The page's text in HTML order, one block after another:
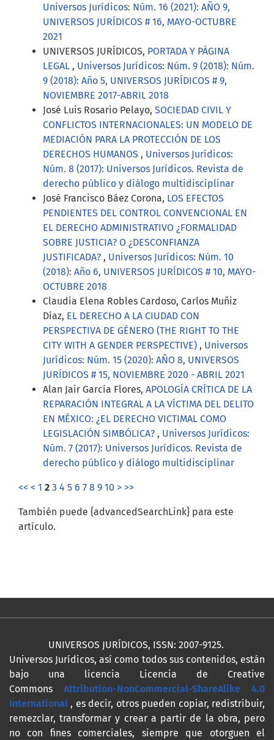
Universos Jurídicos: Núm. 16 (2021): AÑO 9,
UNIVERSOS JURÍDICOS # 16, MAYO-OCTUBRE
2021
UNIVERSOS JURÍDICOS, PORTADA Y PÁGINA
LEGAL , Universos Jurídicos: Núm. 9 (2018): Núm.
9 (2018): Año 5, UNIVERSOS JURÍDICOS # 9,
NOVIEMBRE 2017-ABRIL 2018
José Luis Rosario Pelayo, SOCIEDAD CIVIL Y
CONFLICTOS INTERNACIONALES: UN MODELO DE
MEDIACIÓN PARA LA PROTECCIÓN DE LOS
DERECHOS HUMANOS , Universos Jurídicos:
Núm. 8 (2017): Universos Jurídicos. Revista de
derecho público y diálogo multidisciplinar
José Francisco Báez Corona, LOS EFECTOS
PENDIENTES DEL CONTROL CONVENCIONAL EN
EL DERECHO ADMINISTRATIVO ¿FORMALIDAD
SOBRE JUSTICIA? O ¿DESCONFIANZA
JUSTIFICADA? , Universos Jurídicos: Núm. 10
(2018): Año 6, UNIVERSOS JURÍDICOS # 10, MAYO-
OCTUBRE 2018
Claudia Elena Robles Cardoso, Carlos Muñiz
Díaz, EL DERECHO A LA CIUDAD CON
PERSPECTIVA DE GÉNERO (THE RIGHT TO THE
CITY WITH A GENDER PERSPECTIVE) , Universos
Jurídicos: Núm. 15 (2020): AÑO 8, UNIVERSOS
JURÍDICOS # 15, NOVIEMBRE 2020 - ABRIL 2021
Alan Jair García Flores, APOLOGÍA CRÍTICA DE LA
REPARACIÓN INTEGRAL A LA VÍCTIMA DEL DELITO
EN MÉXICO: ¿EL DERECHO VICTIMAL COMO
LEGISLACIÓN SIMBÓLICA? , Universos Jurídicos:
Núm. 7 (2017): Universos Jurídicos. Revista de
derecho público y diálogo multidisciplinar
<< < 1 2 3 4 5 6 7 8 9 10 > >>
También puede {advancedSearchLink} para este
artículo.
UNIVERSOS JURÍDICOS, ISSN: 2007-9125.
Universos Jurídicos, así como todos sus contenidos, están
bajo una licencia Licencia de Creative
Commons Attribution-NonCommercial-ShareAlike 4.0
International , es decir, otros pueden copiar, redistribuir,
remezclar, transformar y crear a partir de la obra, pero
no con fines comerciales, siempre que otorguen el